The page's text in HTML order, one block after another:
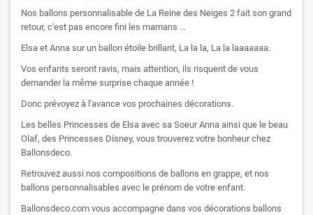
Nos ballons personnalisable de La Reine des Neiges 2 fait son grand
retour, c'est pas encore fini les mamans ...
Elsa et Anna sur un ballon étoile brillant, La la la, La la laaaaaaa.
Vos enfants seront ravis, mais attention, ils risquent de vous
demander la même surprise chaque année !
Donc prévoyez à l'avance vos prochaines décorations.
Les belles Princesses de Elsa avec sa Soeur Anna ainsi que le beau
Olaf, des Princesses Disney, vous trouverez votre bonheur chez
Ballonsdeco.
Retrouvez aussi nos compositions de ballons en grappe, et nos
ballons personnalisables avec le prénom de votre enfant.
Ballonsdeco.com vous accompagne dans vos décorations ballons